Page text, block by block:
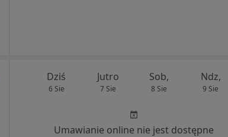
Dziś
6 Sie
Jutro
7 Sie
Sob,
8 Sie
Ndz,
9 Sie
Umawianie online nie jest dostępne